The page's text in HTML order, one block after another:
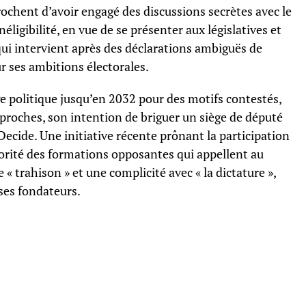
d’avoir engagé des discussions secrètes avec le
en vue de se présenter aux législatives et
intervient après des déclarations ambiguës de
ses ambitions électorales.
politique jusqu’en 2032 pour des motifs contestés,
son intention de briguer un siège de député
Une initiative récente prônant la participation
des formations opposantes qui appellent au
trahison » et une complicité avec « la dictature »,
fondateurs.